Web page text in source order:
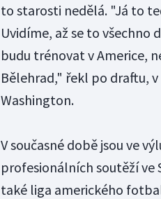
to starosti nedělá. "Já to
Uvidíme, až se to všechno
budu trénovat v Americe,
Bělehrad," řekl po draftu,
Washington.
V současné době jsou ve
profesionálních soutěží ve
také liga amerického